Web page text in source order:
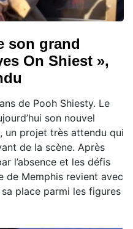
son grand
On Shiest »,
de Pooh Shiesty. Le
son nouvel
un projet très attendu qui
de la scène. Après
l’absence et les défis
de Memphis revient avec
place parmi les figures